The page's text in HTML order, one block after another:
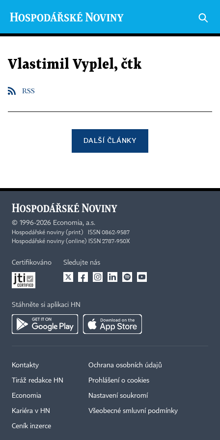
Vlastimil Vyplel, čtk
RSS
DALŠÍ ČLÁNKY
© 1996-2026 Economia, a.s.
Hospodářské noviny (print) ISSN 0862-9587
Hospodářské noviny (online) ISSN 2787-950X
Certifikováno Sledujte nás
Stáhněte si aplikaci HN
Kontakty
Tiráž redakce HN
Economia
Kariéra v HN
Ceník inzerce
Ochrana osobních údajů
Prohlášení o cookies
Nastavení soukromí
Všeobecné smluvní podmínky